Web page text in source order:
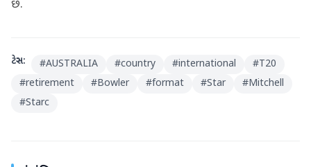
છે.
ટેગ્સ: #AUSTRALIA #country #international #T20
#retirement #Bowler #format #Star #Mitchell
#Starc